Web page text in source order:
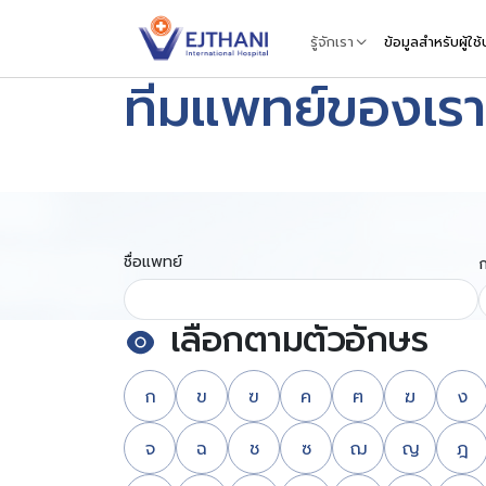
รู้จักเรา ข้อมูลสำหรับผู้ใช้
ทีมแพทย์ของเรา
ชื่อแพทย์
เลือกตามตัวอักษร
ก ข ฃ ค ฅ ฆ ง
จ ฉ ช ซ ฌ ญ ฎ